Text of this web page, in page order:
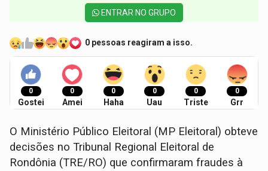
ENTRAR NO GRUPO
0 pessoas reagiram a isso.
0
Gostei
0
Amei
0
Haha
0
Uau
0
Triste
0
Grr
O Ministério Público Eleitoral (MP Eleitoral) obteve
decisões no Tribunal Regional Eleitoral de
Rondônia (TRE/RO) que confirmaram fraudes à